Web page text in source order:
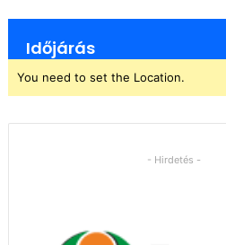
Időjárás
You need to set the Location.
- Hirdetés -